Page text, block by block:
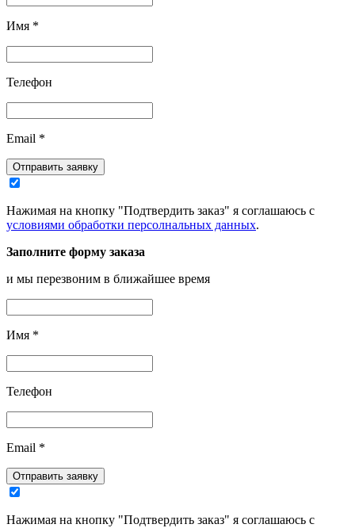
Имя *
Телефон
Email *
Отправить заявку
Нажимая на кнопку "Подтвердить заказ" я соглашаюсь с
условиями обработки персолнальных данных.
Заполните форму заказа
и мы перезвоним в ближайшее время
Имя *
Телефон
Email *
Отправить заявку
Нажимая на кнопку "Подтвердить заказ" я соглашаюсь с